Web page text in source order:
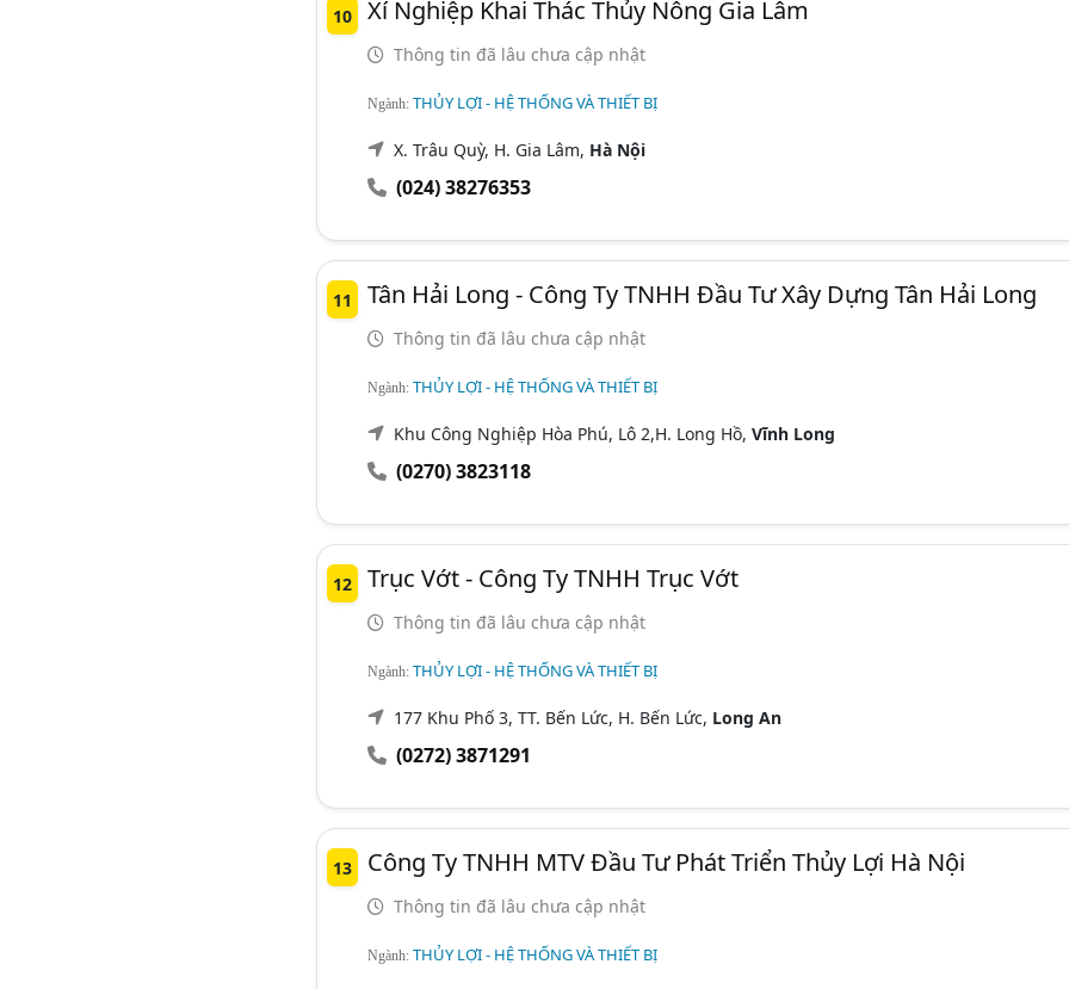
10 Xí Nghiệp Khai Thác Thủy Nông Gia Lâm
Thông tin đã lâu chưa cập nhật
Ngành: THỦY LỢI - HỆ THỐNG VÀ THIẾT BỊ
X. Trâu Quỳ, H. Gia Lâm, Hà Nội
(024) 38276353
11 Tân Hải Long - Công Ty TNHH Đầu Tư Xây Dựng Tân Hải Long
Thông tin đã lâu chưa cập nhật
Ngành: THỦY LỢI - HỆ THỐNG VÀ THIẾT BỊ
Khu Công Nghiệp Hòa Phú, Lô 2,H. Long Hồ, Vĩnh Long
(0270) 3823118
12 Trục Vớt - Công Ty TNHH Trục Vớt
Thông tin đã lâu chưa cập nhật
Ngành: THỦY LỢI - HỆ THỐNG VÀ THIẾT BỊ
177 Khu Phố 3, TT. Bến Lức, H. Bến Lức, Long An
(0272) 3871291
13 Công Ty TNHH MTV Đầu Tư Phát Triển Thủy Lợi Hà Nội
Thông tin đã lâu chưa cập nhật
Ngành: THỦY LỢI - HỆ THỐNG VÀ THIẾT BỊ